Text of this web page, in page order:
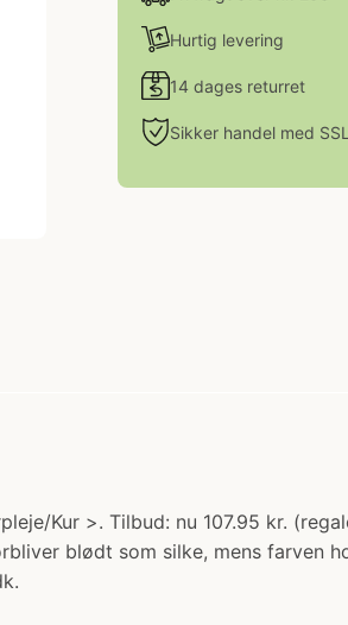
Hurtig levering
14 dages returret
Sikker handel med SSL
Kur >. Tilbud: nu 107.95 kr.
blødt som silke, mens